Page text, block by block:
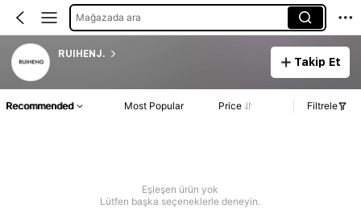
Mağazada ara
RUIHENJ.
Takip Et
Recommended Most Popular Price Filtrele
Eşleşen ürün yok
Lütfen başka seçeneklerle deneyin.